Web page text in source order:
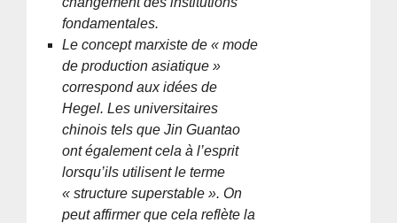
fondamentales.
Le concept marxiste de « mode
de production asiatique »
correspond aux idées de
Hegel. Les universitaires
chinois tels que Jin Guantao
ont également cela à l’esprit
lorsqu’ils utilisent le terme
« structure superstable ». On
peut affirmer que cela reflète la